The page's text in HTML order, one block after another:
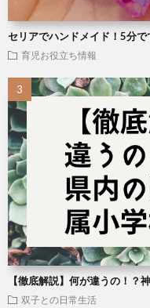
セリアでハンドメイド！5分
育児お役立ち情報
【徹底解説】何が違うの！？
双子との日常生活